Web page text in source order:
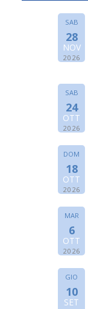
SAB
28
NOV
2026
SAB
24
OTT
2026
DOM
18
OTT
2026
MAR
6
OTT
2026
GIO
10
SET